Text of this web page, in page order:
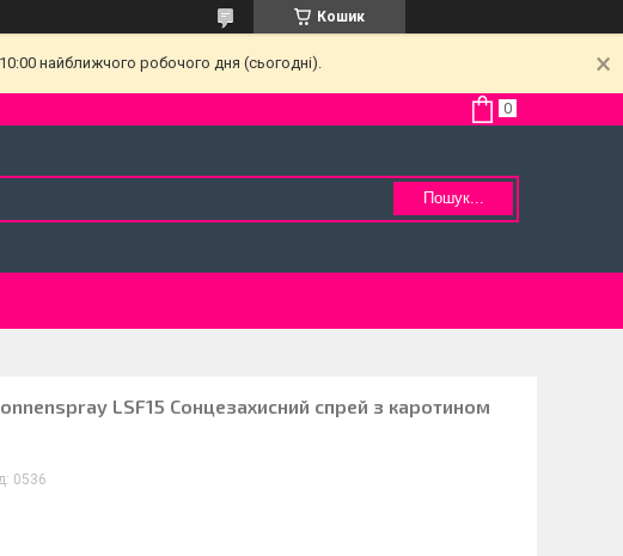
Кошик
найближчого робочого дня (сьогодні).
Пошук...
LSF15 Сонцезахисний спрей з каротином
0536